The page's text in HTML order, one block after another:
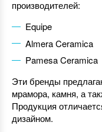
производителей:
Equipe
Almera Ceramica
Pamesa Ceramica
Эти бренды
мрамора, камня, а
Продукция
дизайном.